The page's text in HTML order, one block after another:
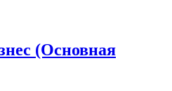
(Основная